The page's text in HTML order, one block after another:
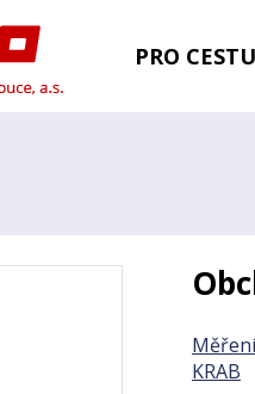
PRO
KRAB